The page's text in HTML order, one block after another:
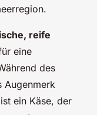
reife
eine
des
Augenmerk
ein Käse, der